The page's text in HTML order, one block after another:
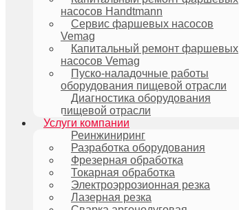
насосов Handtmann
Сервис фаршевых насосов
Vemag
Капитальный ремонт фаршевых
насосов Vemag
Пуско-наладочные работы
оборудования пищевой отрасли
Диагностика оборудования
пищевой отрасли
Услуги компании
Реинжиниринг
Разработка оборудования
Фрезерная обработка
Токарная обработка
Электроэррозионная резка
Лазерная резка